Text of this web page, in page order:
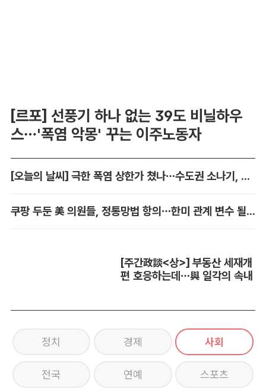
[르포] 선풍기 하나 없는 39도 비닐하우
스…'폭염 악몽' 꾸는 이주노동자
[오늘의 날씨] 극한 폭염 상한가 쳤나…수도권 소나기, 동해안에 폭우
쿠팡 두둔 美 의원들, 정통망법 항의…한미 관계 변수 될까
[주간政談<상>] 부동산 세재개
편 호응하는데…與 일각의 속내
정치 경제 사회
전국 연예 스포츠